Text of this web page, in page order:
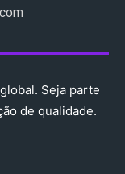
Seja parte
de qualidade.